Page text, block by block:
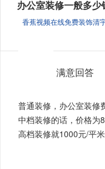
办公室装修一般多少
香蕉视频在线免费装饰清
满意回答
普通装修，办公室装修
中档装修的话，价格为
高档装修就1000元/平米